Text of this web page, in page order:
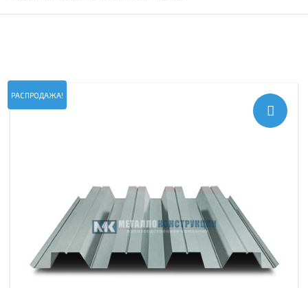
РАСПРОДАЖА!